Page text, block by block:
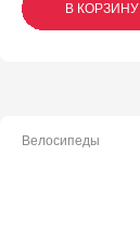
В КОРЗИНУ
В КОРЗИНУ
В КОРЗИНУ
Велосипеды